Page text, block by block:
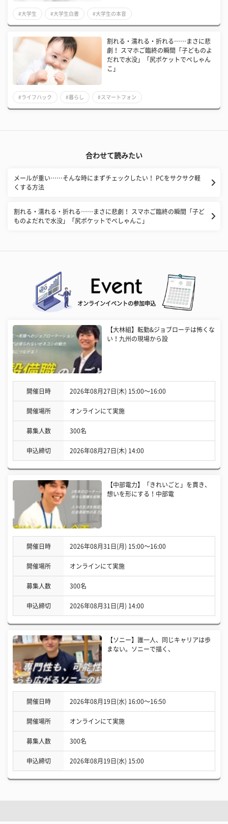
#大学生 #大学生白書 #大学生の本音
割れる・濡れる・折れる……まさに悲
劇！ スマホご臨終の瞬間「子どものよ
だれで水没」「尻ポケットでぺしゃん
こ」
#ライフハック #暮らし #スマートフォン
合わせて読みたい
メールが重い……そんな時にまずチェックしたい！ PCをサクサク軽
くする方法
割れる・濡れる・折れる……まさに悲劇！ スマホご臨終の瞬間「子ど
ものよだれで水没」「尻ポケットでぺしゃんこ」
オンラインイベントの参加申込
【大林組】転勤&ジョブローテは怖くな
い！九州の現場から設
開催日時 2026年08月27日(木) 15:00〜16:00
開催場所 オンラインにて実施
募集人数 300名
申込締切 2026年08月27日(木) 14:00
【中部電力】「きれいごと」を貫き、
想いを形にする！中部電
開催日時 2026年08月31日(月) 15:00〜16:00
開催場所 オンラインにて実施
募集人数 300名
申込締切 2026年08月31日(月) 14:00
【ソニー】誰一人、同じキャリアは歩
まない。ソニーで描く、
開催日時 2026年08月19日(水) 16:00〜16:50
開催場所 オンラインにて実施
募集人数 300名
申込締切 2026年08月19日(水) 15:00